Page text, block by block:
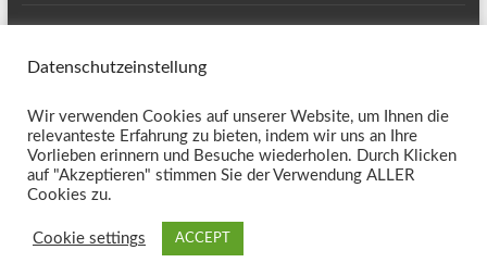
Spacious von ThemeGrill. Präsentiert von:WordPress.
Kontakt
Datenschutzeinstellung
Wir verwenden Cookies auf unserer Website, um Ihnen die
relevanteste Erfahrung zu bieten, indem wir uns an Ihre
Vorlieben erinnern und Besuche wiederholen. Durch Klicken
auf "Akzeptieren" stimmen Sie der Verwendung ALLER
Cookies zu.
Cookie settings ACCEPT